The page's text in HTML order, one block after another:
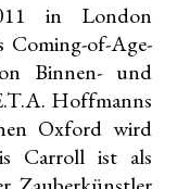
in London
of-Age-
Binnen- und
Hoffmanns
Oxford wird
Carroll ist als